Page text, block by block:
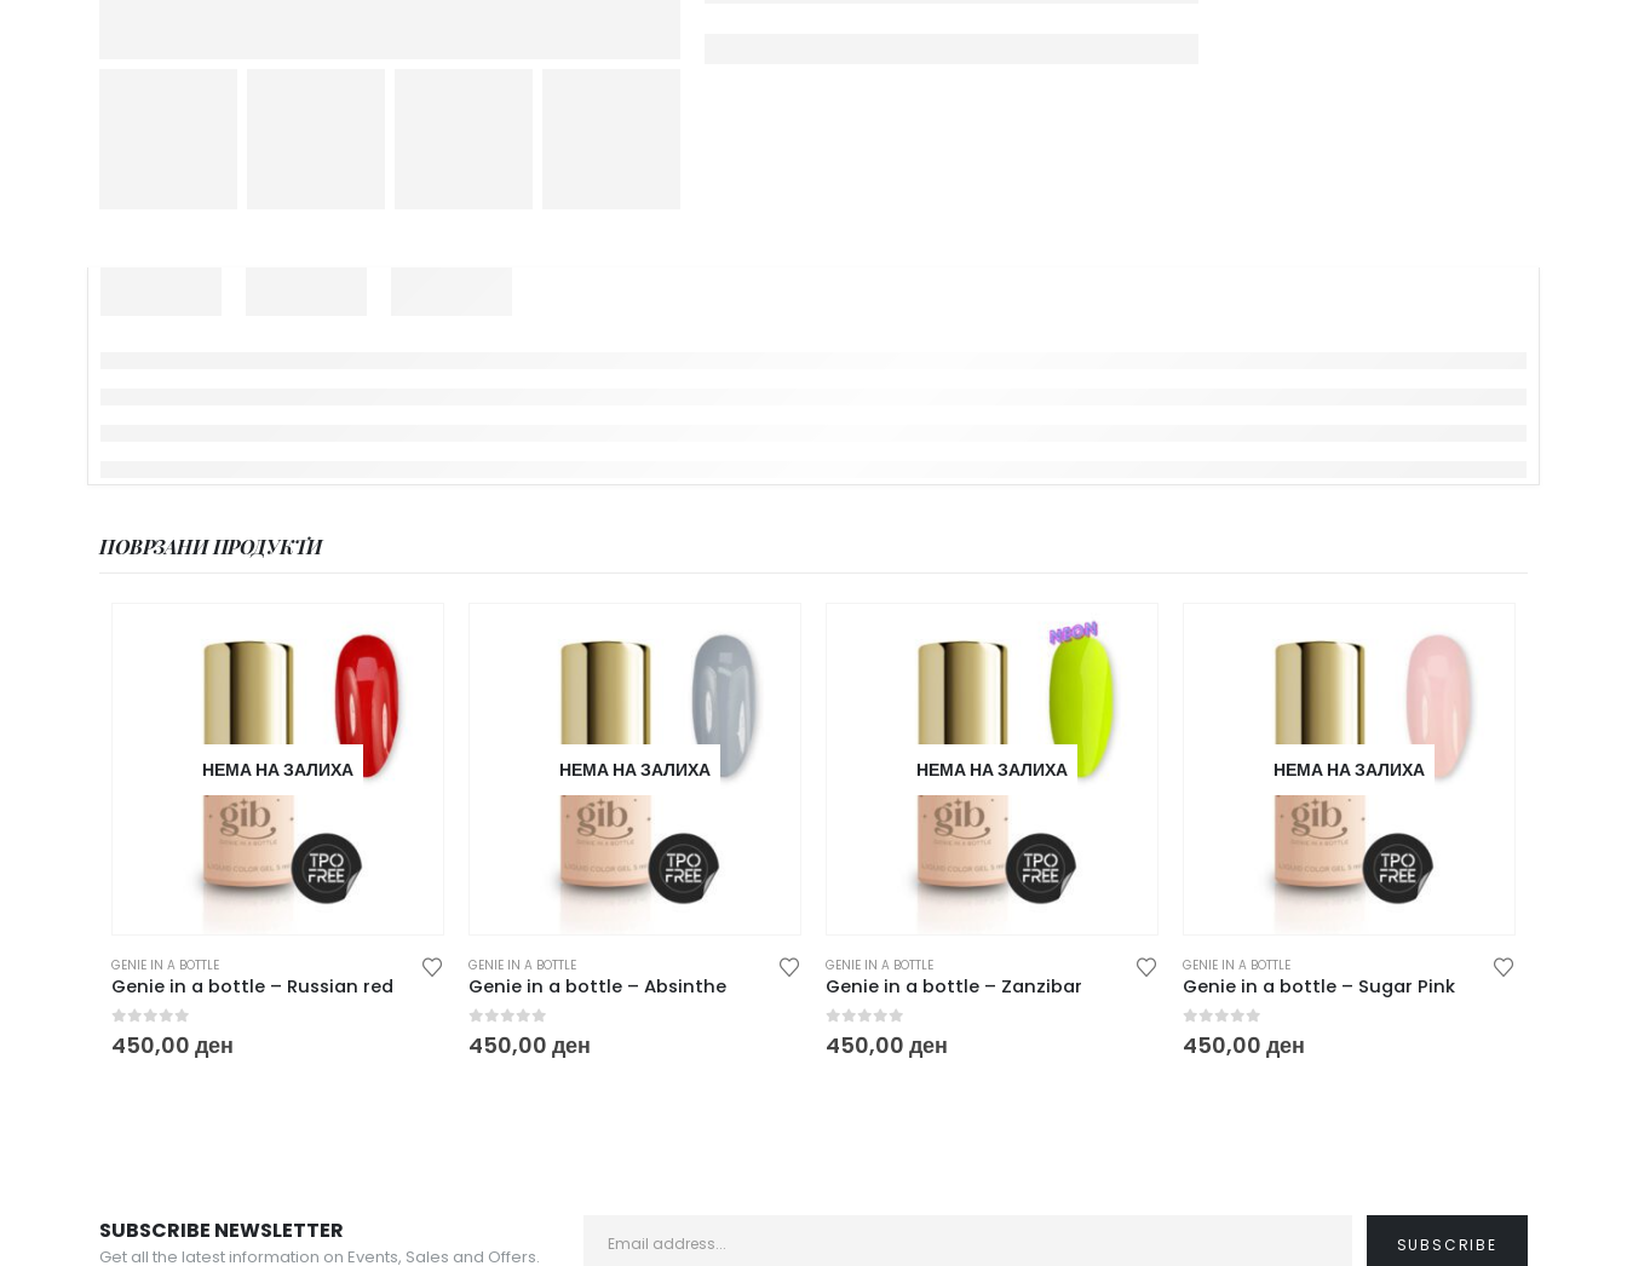
ПОВРЗАНИ ПРОДУКТИ
НЕМА НА ЗАЛИХА
GENIE IN A BOTTLE
Genie in a bottle – Russian red
out of 5
450,00 ден
НЕМА НА ЗАЛИХА
GENIE IN A BOTTLE
Genie in a bottle – Absinthe
out of 5
450,00 ден
НЕМА НА ЗАЛИХА
GENIE IN A BOTTLE
Genie in a bottle – Zanzibar
out of 5
450,00 ден
НЕМА НА ЗАЛИХА
GENIE IN A BOTTLE
Genie in a bottle – Sugar Pink
out of 5
450,00 ден
SUBSCRIBE NEWSLETTER
Get all the latest information on Events, Sales and Offers.